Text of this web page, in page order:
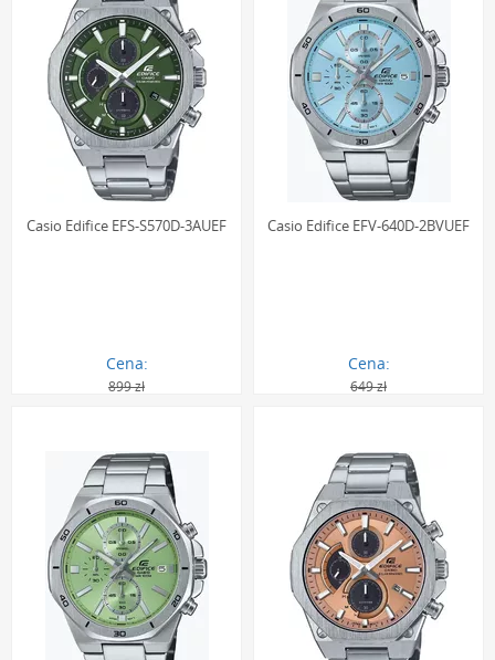
Casio Edifice EFS-S570D-3AUEF
Cena:
899 zł
Casio Edifice EFV-640D-2BVUEF
Cena:
649 zł